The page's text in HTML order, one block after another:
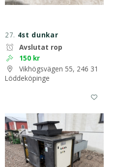
27. 4st dunkar
Avslutat rop
150 kr
Vikhögsvägen 55, 246 31
Löddeköpinge